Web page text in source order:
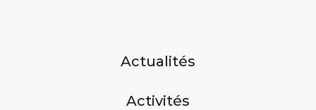
Actualités
Activités